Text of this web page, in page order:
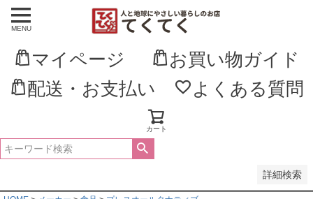
MENU
マイページ
お買い物ガイド
配送・お支払い
よくある質問
カート
詳細検索
新着順
登録順
価格が高い順
優先度順